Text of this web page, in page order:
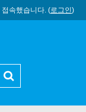
속했습니다. (로그인)